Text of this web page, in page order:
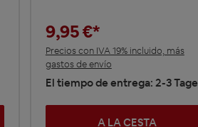
9,95 €*
Precios con IVA 19% incluido, más
gastos de envío
El tiempo de entrega: 2-3 Tage
A LA CESTA